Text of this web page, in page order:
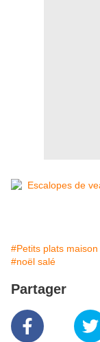
#Petits plats maison
#noël salé
Partager